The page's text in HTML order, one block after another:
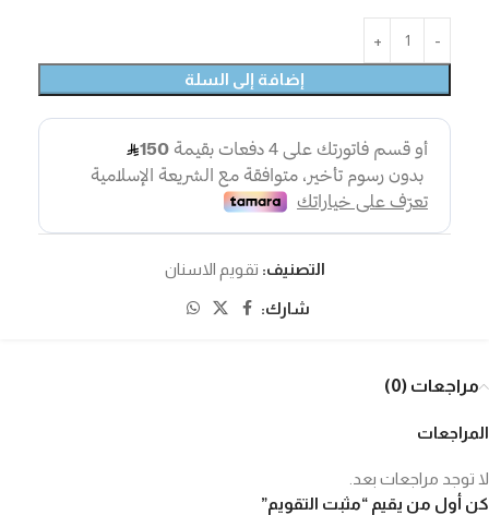
إضافة إلى السلة
التصنيف: تقويم الاسنان
شارك:
مراجعات (0)
المراجعات
لا توجد مراجعات بعد.
كن أول من يقيم “مثبت التقويم”